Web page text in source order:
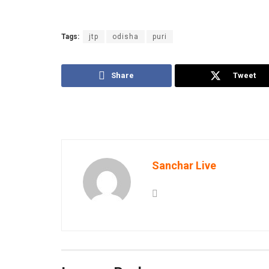
Tags: jtp odisha puri
Share Tweet
Sanchar Live